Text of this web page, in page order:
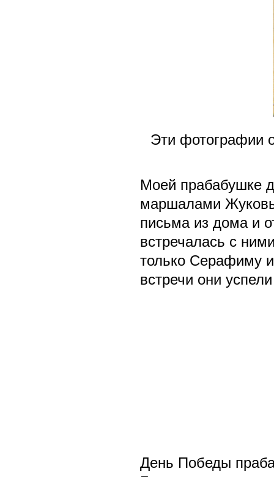
Эти фотографии
Моей прабабушке
маршалами
письма из дома и
встречалась с
только Серафиму
встречи они
День Победы